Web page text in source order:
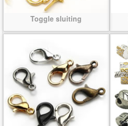
Toggle sluiting